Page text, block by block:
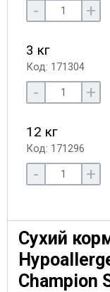
- +
3 кг
Код: 171304
- +
12 кг
Код: 171296
- +
Сухий
Champion